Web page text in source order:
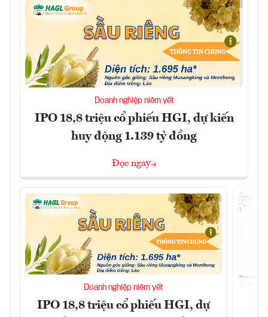
Doanh nghiệp niêm yết
IPO 18,8 triệu cổ phiếu HGI, dự kiến
huy động 1.139 tỷ đồng
Đọc ngay
Doanh nghiệp niêm yết
IPO 18,8 triệu cổ phiếu HGI, dự